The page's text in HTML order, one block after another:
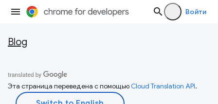
Войти
Blog
Эта страница переведена с помощьюCloud Translation API.